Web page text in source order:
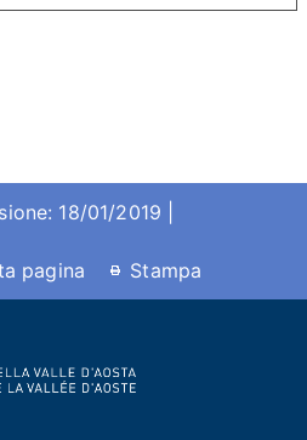
18/01/2019 |
pagina Stampa